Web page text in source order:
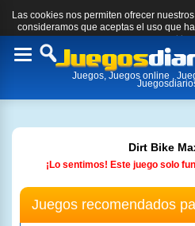
Las cookies nos permiten ofrecer
consideramos que aceptas el uso que
cookies.
Toggle
Juegos, Juegos online ,
Dirt Bike
¡Lo sentimos! Este juego solo
Juegos recomendados